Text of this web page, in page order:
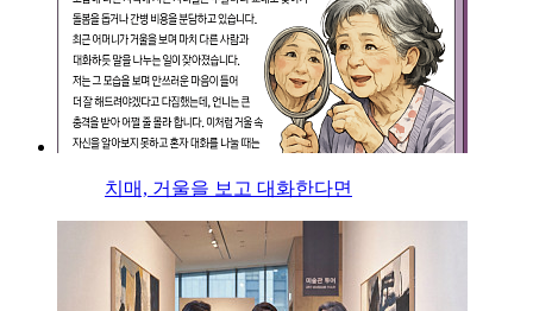
치매, 거울을 보고 대화한다면